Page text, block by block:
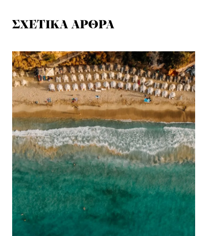
ΣΧΕΤΙΚΑ ΑΡΘΡΑ